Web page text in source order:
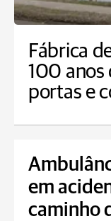
Fábrica
100 anos
portas e
em
caminho